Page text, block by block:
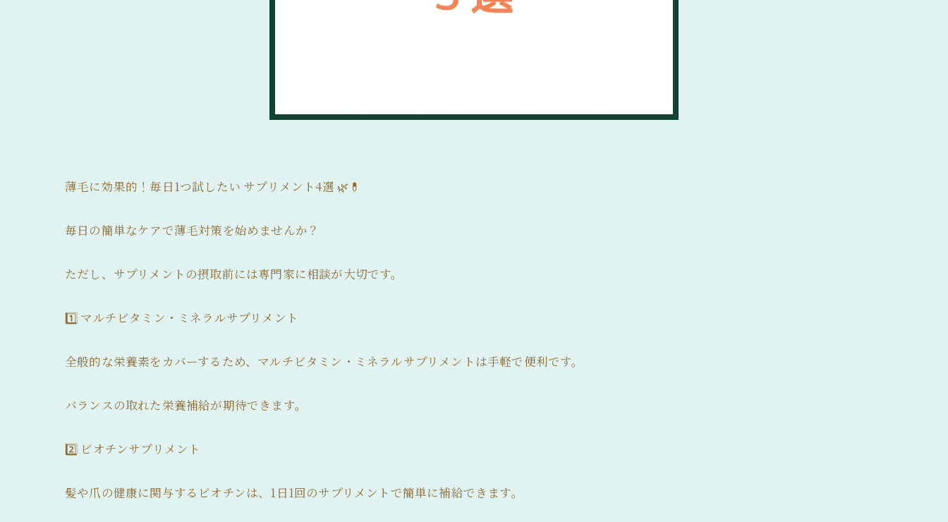
薄毛に効果的！毎日1つ試したい サプリメント4選 🌿💊
毎日の簡単なケアで薄毛対策を始めませんか？
ただし、サプリメントの摂取前には専門家に相談が大切です。
1️⃣ マルチビタミン・ミネラルサプリメント
全般的な栄養素をカバーするため、マルチビタミン・ミネラルサプリメントは手軽で便利です。
バランスの取れた栄養補給が期待できます。
2️⃣ ビオチンサプリメント
髪や爪の健康に関与するビオチンは、1日1回のサプリメントで簡単に補給できます。